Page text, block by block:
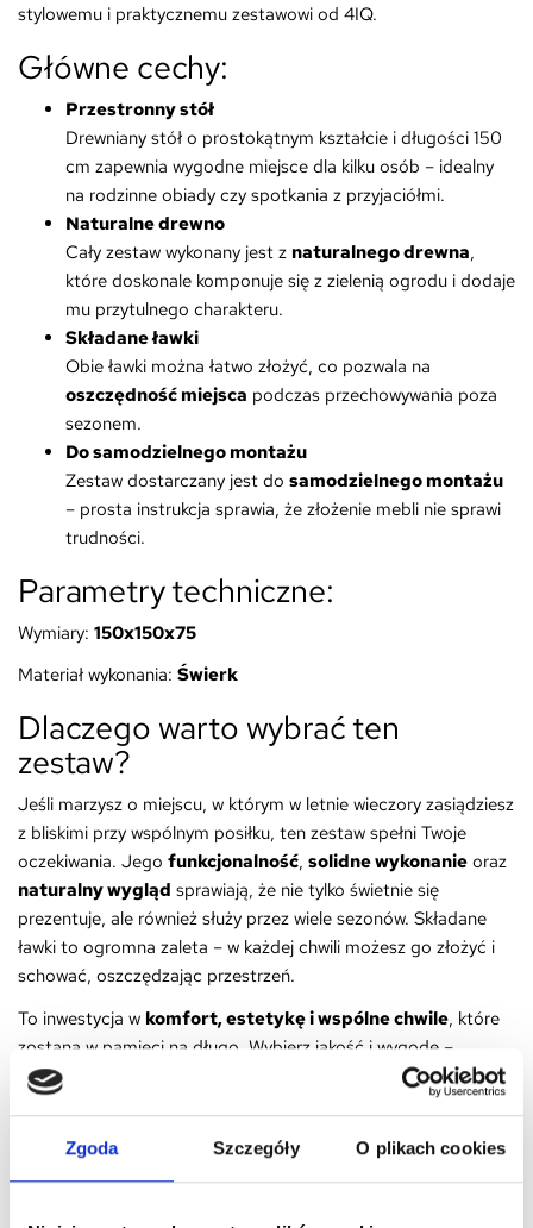
Zgoda Szczegóły O plikach cookies
stylowemu i praktycznemu zestawowi od 4IQ.
Główne cechy:
Przestronny stół
Drewniany stół o prostokątnym kształcie i długości 150
cm zapewnia wygodne miejsce dla kilku osób – idealny
na rodzinne obiady czy spotkania z przyjaciółmi.
Naturalne drewno
Cały zestaw wykonany jest z naturalnego drewna,
które doskonale komponuje się z zielenią ogrodu i dodaje
mu przytulnego charakteru.
Składane ławki
Obie ławki można łatwo złożyć, co pozwala na
oszczędność miejsca podczas przechowywania poza
sezonem.
Do samodzielnego montażu
Zestaw dostarczany jest do samodzielnego montażu
– prosta instrukcja sprawia, że złożenie mebli nie sprawi
trudności.
Parametry techniczne:
Wymiary: 150x150x75
Materiał wykonania: Świerk
Dlaczego warto wybrać ten
zestaw?
Jeśli marzysz o miejscu, w którym w letnie wieczory zasiądziesz
z bliskimi przy wspólnym posiłku, ten zestaw spełni Twoje
oczekiwania. Jego funkcjonalność, solidne wykonanie oraz
naturalny wygląd sprawiają, że nie tylko świetnie się
prezentuje, ale również służy przez wiele sezonów. Składane
ławki to ogromna zaleta – w każdej chwili możesz go złożyć i
schować, oszczędzając przestrzeń.
To inwestycja w komfort, estetykę i wspólne chwile, które
zostaną w pamięci na długo. Wybierz jakość i wygodę –
wybierz meble ogrodowe 4IQ!
Bezpieczeństwo:
Produkt przeznaczony dla dzieci w wieku od 3 lat.